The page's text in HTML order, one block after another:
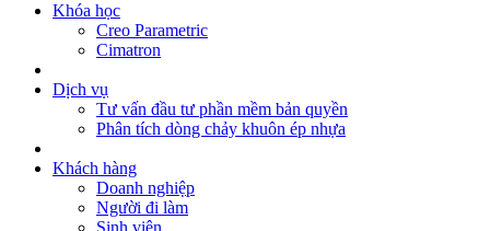
Khóa học
Creo Parametric
Cimatron
Dịch vụ
Tư vấn đầu tư phần mềm bản quyền
Phân tích dòng chảy khuôn ép nhựa
Khách hàng
Doanh nghiệp
Người đi làm
Sinh viên